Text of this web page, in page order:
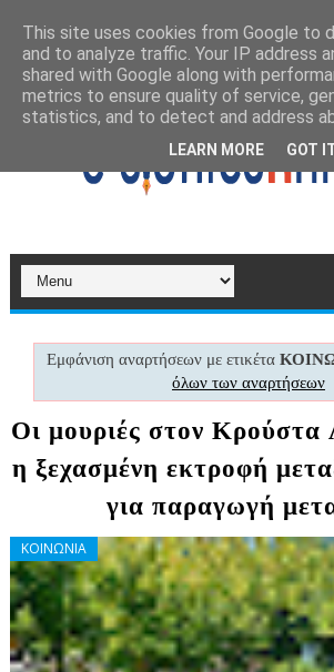
Εμφάνιση αναρτήσεων με ετικέτα
όλων των αναρτήσεων
Οι μουριές στον Κρούστα
η ξεχασμένη εκτροφή
για παραγωγή
ΚΟΙΝΩΝΙΑ
This site uses cookies from Google to
and to analyze traffic. Your IP address
shared with Google along with
metrics to ensure quality of service,
statistics, and to detect and address
LEARN MORE GOT